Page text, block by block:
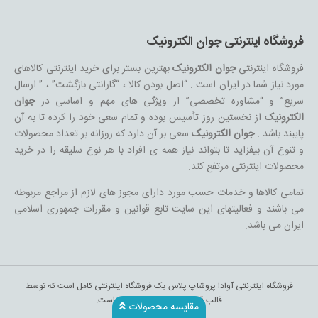
فروشگاه اینترنتی جوان الکترونیک
فروشگاه اینترنتیجوان الکترونیکبهترین بستر برای خرید اینترنتی کالاهای
مورد نیاز شما در ایران است . “اصل بودن کالا ، “گارانتی بازگشت” ، ” ارسال
سریع” و “مشاوره تخصصی” از ویژگی های مهم و اساسی درجوان
الکترونیکاز نخستین روز تأسیس بوده و تمام سعی خود را کرده تا به آن
پایبند باشد .جوان الکترونیکسعی بر آن دارد که روزانه بر تعداد محصولات
و تنوع آن بیفزاید تا بتواند نیاز همه ی افراد با هر نوع سلیقه را در خرید
محصولات اینترنتی مرتفع کند.
تمامی کالاها و خدمات حسب مورد دارای مجوز های لازم از مراجع مربوطه
می باشند و فعالیتهای این سایت تابع قوانین و مقررات جمهوری اسلامی
ایران می باشد.
فروشگاه اینترنتی آوادا پروشاپ پلاس یک فروشگاه اینترنتی کامل است که توسط
قالب قدرتمند آوادا طراحی شده است.
مقایسه محصولات